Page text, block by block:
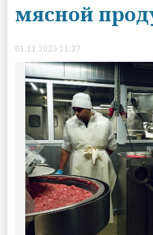
мясной
01.11.2025 11:37